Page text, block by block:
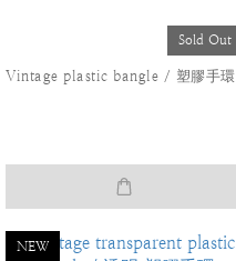
Sold Out
Vintage plastic bangle / 塑膠手環
NEW